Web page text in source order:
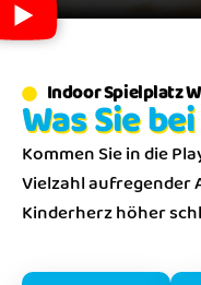
Indoor Spielplatz
Was Sie
Kommen Sie in die
Vielzahl aufregender
Kinderherz höher